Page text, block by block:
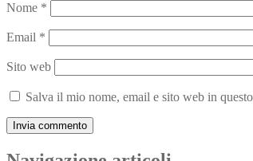
Nome *
Email *
Sito web
Salva il mio nome, email e sito web in